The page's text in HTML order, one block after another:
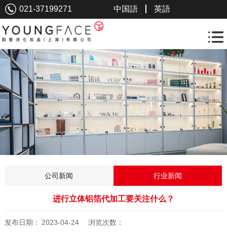
021-37199271 英語
中国語
公司新闻 行业新闻
进行立体铝箔代加工要关注什么？
发布日期： 2023-04-24 浏览次数：